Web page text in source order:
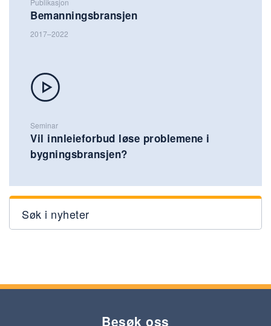
Bemanningsbransjen
2017–2022
Seminar
Vil innleieforbud løse problemene i
bygningsbransjen?
Søk i nyheter
Besøk oss